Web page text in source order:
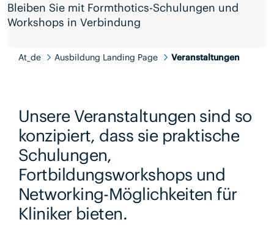
Bleiben Sie mit Formthotics-Schulungen und
Workshops in Verbindung
At_de Ausbildung Landing Page Veranstaltungen
Unsere Veranstaltungen sind so
konzipiert, dass sie praktische
Schulungen,
Fortbildungsworkshops und
Networking-Möglichkeiten für
Kliniker bieten.